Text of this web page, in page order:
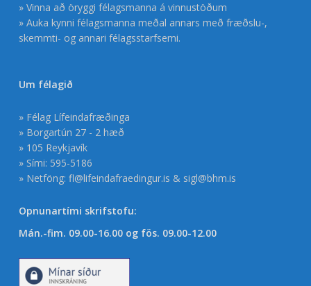
» Vinna að öryggi félagsmanna á vinnustöðum
» Auka kynni félagsmanna meðal annars með fræðslu-,
skemmti- og annari félagsstarfsemi.
Um félagið
» Félag Lífeindafræðinga
» Borgartún 27 - 2 hæð
» 105 Reykjavík
» Sími: 595-5186
» Netföng: fl@lifeindafraedingur.is & sigl@bhm.is
Opnunartími skrifstofu:
Mán.-fim. 09.00-16.00 og fös. 09.00-12.00